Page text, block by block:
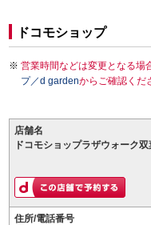
ドコモショップ
営業時間などは変更となる場
プ／d gardenからご確認くだ
店舗名
ドコモショップラザウォーク
住所/電話番号